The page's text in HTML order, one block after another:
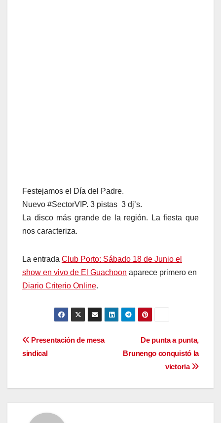
Festejamos el Día del Padre.
Nuevo ‪#‎SectorVIP‬. 3 pistas 3 dj’s.
La disco más grande de la región. La fiesta que
nos caracteriza.
La entrada Club Porto: Sábado 18 de Junio el
show en vivo de El Guachoon aparece primero en
Diario Criterio Online.
Navegación
entradas
De punta a punta,
Brunengo conquistó la
victoria
Presentación de mesa
sindical